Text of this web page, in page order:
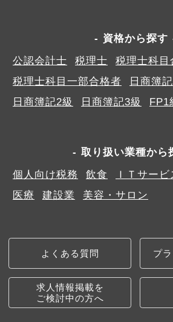
資格から探す
公認会計士
税理士
税理士科目
税理士科目一部合格者
日商簿
日商簿記2級
日商簿記3級 FP1
取り扱い業種から
個人向け税務
飲食 ＩＴサービ
医療
建設業 美容・サロン
よくある質問 プ
求人情報掲載を
ご検討中の方へ